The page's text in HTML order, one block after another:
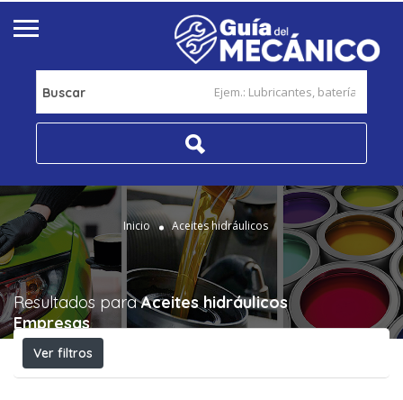
Buscar
Inicio Aceites hidráulicos
Resultados paraAceites hidráulicos
Empresas
Ver filtros